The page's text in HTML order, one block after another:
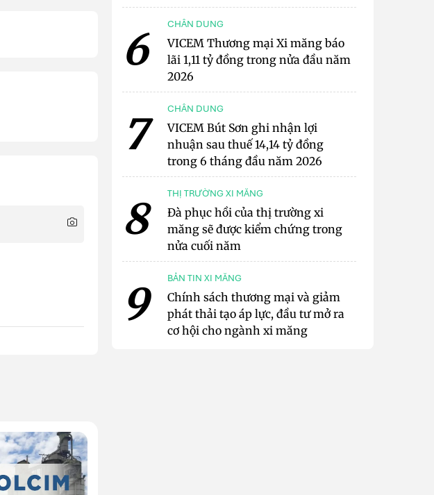
6 CHÂN DUNG
VICEM Thương mại Xi măng báo
lãi 1,11 tỷ đồng trong nửa đầu năm
2026
7 CHÂN DUNG
VICEM Bút Sơn ghi nhận lợi
nhuận sau thuế 14,14 tỷ đồng
trong 6 tháng đầu năm 2026
8 THỊ TRƯỜNG XI MĂNG
Đà phục hồi của thị trường xi
măng sẽ được kiểm chứng trong
nửa cuối năm
9 BẢN TIN XI MĂNG
Chính sách thương mại và giảm
phát thải tạo áp lực, đầu tư mở ra
cơ hội cho ngành xi măng